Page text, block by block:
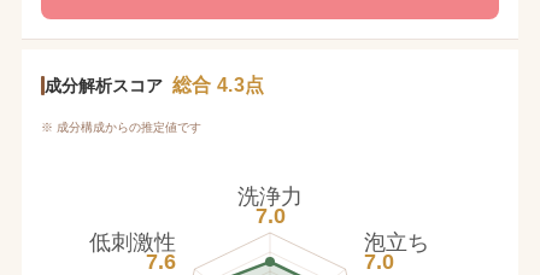
成分解析スコア 総合 4.3点
※ 成分構成からの推定値です
洗浄力
7.0
泡立ち
7.0
低刺激性
7.6